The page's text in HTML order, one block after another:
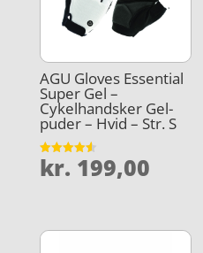
AGU Gloves Essential
Super Gel –
Cykelhandsker Gel-
puder – Hvid – Str. S
Vurderet
4.6
kr. 199,00